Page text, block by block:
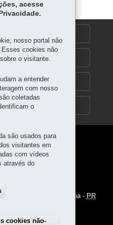
Curitiba- PR
2950
acesse
nosso portal não
cookies não
o visitante.
a entender
com nosso
coletadas
o
são usados para
visitantes em
com vídeos
através do
cookies não-